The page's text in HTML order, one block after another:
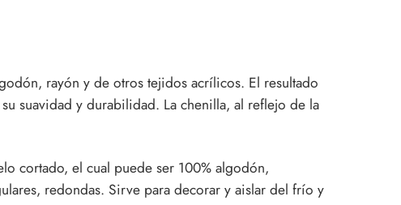
rayón y de otros tejidos acrílicos. El resultado
suavidad y durabilidad. Lachenilla, al reflejo de la
cortado, el cual puede ser 100% algodón,
redondas. Sirve paradecorar y aislar del frío y